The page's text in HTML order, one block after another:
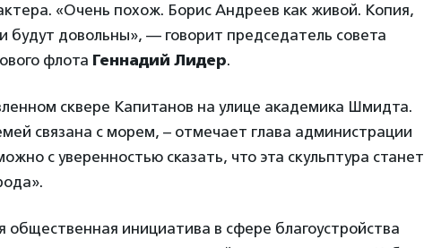
«Очень похож. Борис Андреев как живой. Копия,
будут довольны», — говорит председатель совета
флота Геннадий Лидер.
сквере Капитанов на улице академика Шмидта.
связана с морем, – отмечает глава администрации
с уверенностью сказать, что эта скульптура станет
общественная инициатива в сфере благоустройства